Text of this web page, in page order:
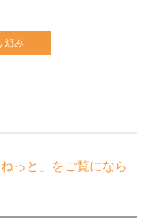
組み
っと」をご覧になら